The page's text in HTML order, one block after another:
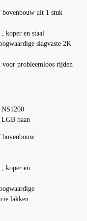
bovenbouw uit 1 stuk
koper en staal
slagvaste 2K
voor probleemloos rijden
baan
bovenbouw
koper en
lakken.